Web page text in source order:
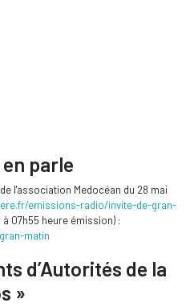
parle
l'association Medocéan du 28 mai
emissions-radio/invite-de-gran-
07h55 heure émission) :
matin
d’Autorités de la
»